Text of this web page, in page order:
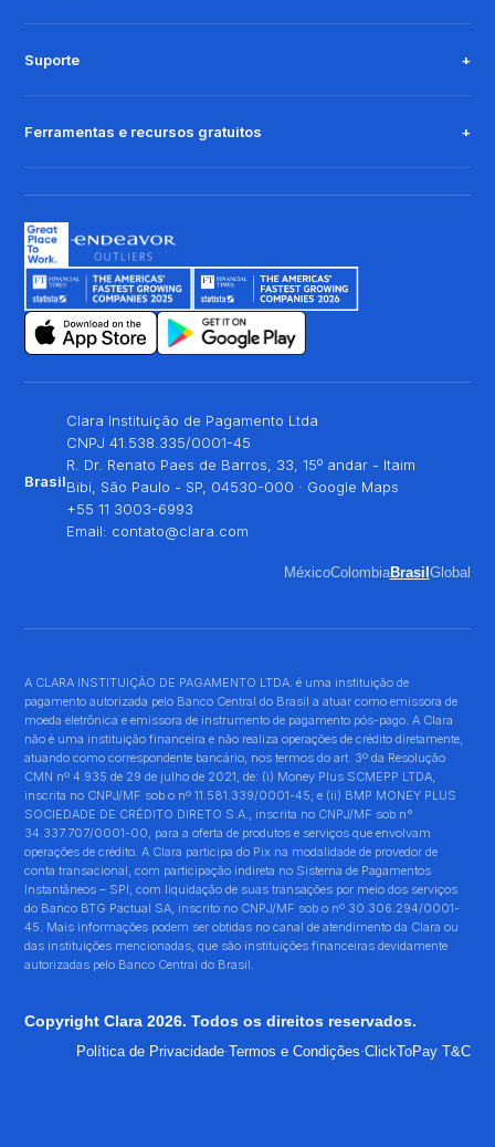
Suporte
Ferramentas e recursos gratuitos
Brasil
Clara Instituição de Pagamento Ltda
CNPJ 41.538.335/0001-45
R. Dr. Renato Paes de Barros, 33, 15º andar - Itaim
Bibi, São Paulo - SP, 04530-000 · Google Maps
+55 11 3003-6993
Email: contato@clara.com
MéxicoColombiaBrasilGlobal
A CLARA INSTITUIÇÃO DE PAGAMENTO LTDA. é uma instituição de
pagamento autorizada pelo Banco Central do Brasil a atuar como emissora de
moeda eletrônica e emissora de instrumento de pagamento pós-pago. A Clara
não é uma instituição financeira e não realiza operações de crédito diretamente,
atuando como correspondente bancário, nos termos do art. 3º da Resolução
CMN nº 4.935 de 29 de julho de 2021, de: (i) Money Plus SCMEPP LTDA,
inscrita no CNPJ/MF sob o nº 11.581.339/0001-45; e (ii) BMP MONEY PLUS
SOCIEDADE DE CRÉDITO DIRETO S.A., inscrita no CNPJ/MF sob n°
34.337.707/0001-00, para a oferta de produtos e serviços que envolvam
operações de crédito. A Clara participa do Pix na modalidade de provedor de
conta transacional, com participação indireta no Sistema de Pagamentos
Instantâneos – SPI, com liquidação de suas transações por meio dos serviços
do Banco BTG Pactual SA, inscrito no CNPJ/MF sob o nº 30.306.294/0001-
45. Mais informações podem ser obtidas no canal de atendimento da Clara ou
das instituições mencionadas, que são instituições financeiras devidamente
autorizadas pelo Banco Central do Brasil.
Copyright Clara 2026. Todos os direitos reservados.
Política de Privacidade·Termos e Condições·ClickToPay T&C